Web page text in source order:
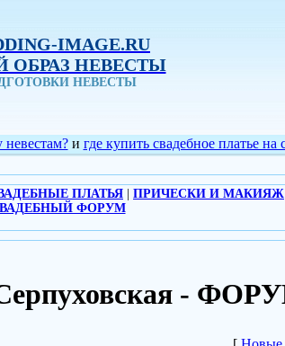
IMAGE.RU
ОБРАЗ НЕВЕСТЫ
НЕВЕСТЫ
невестам?и где купить свадебное платье на
ПЛАТЬЯ ПРИЧЕСКИ И МАКИЯЖ
ФОРУМ
-